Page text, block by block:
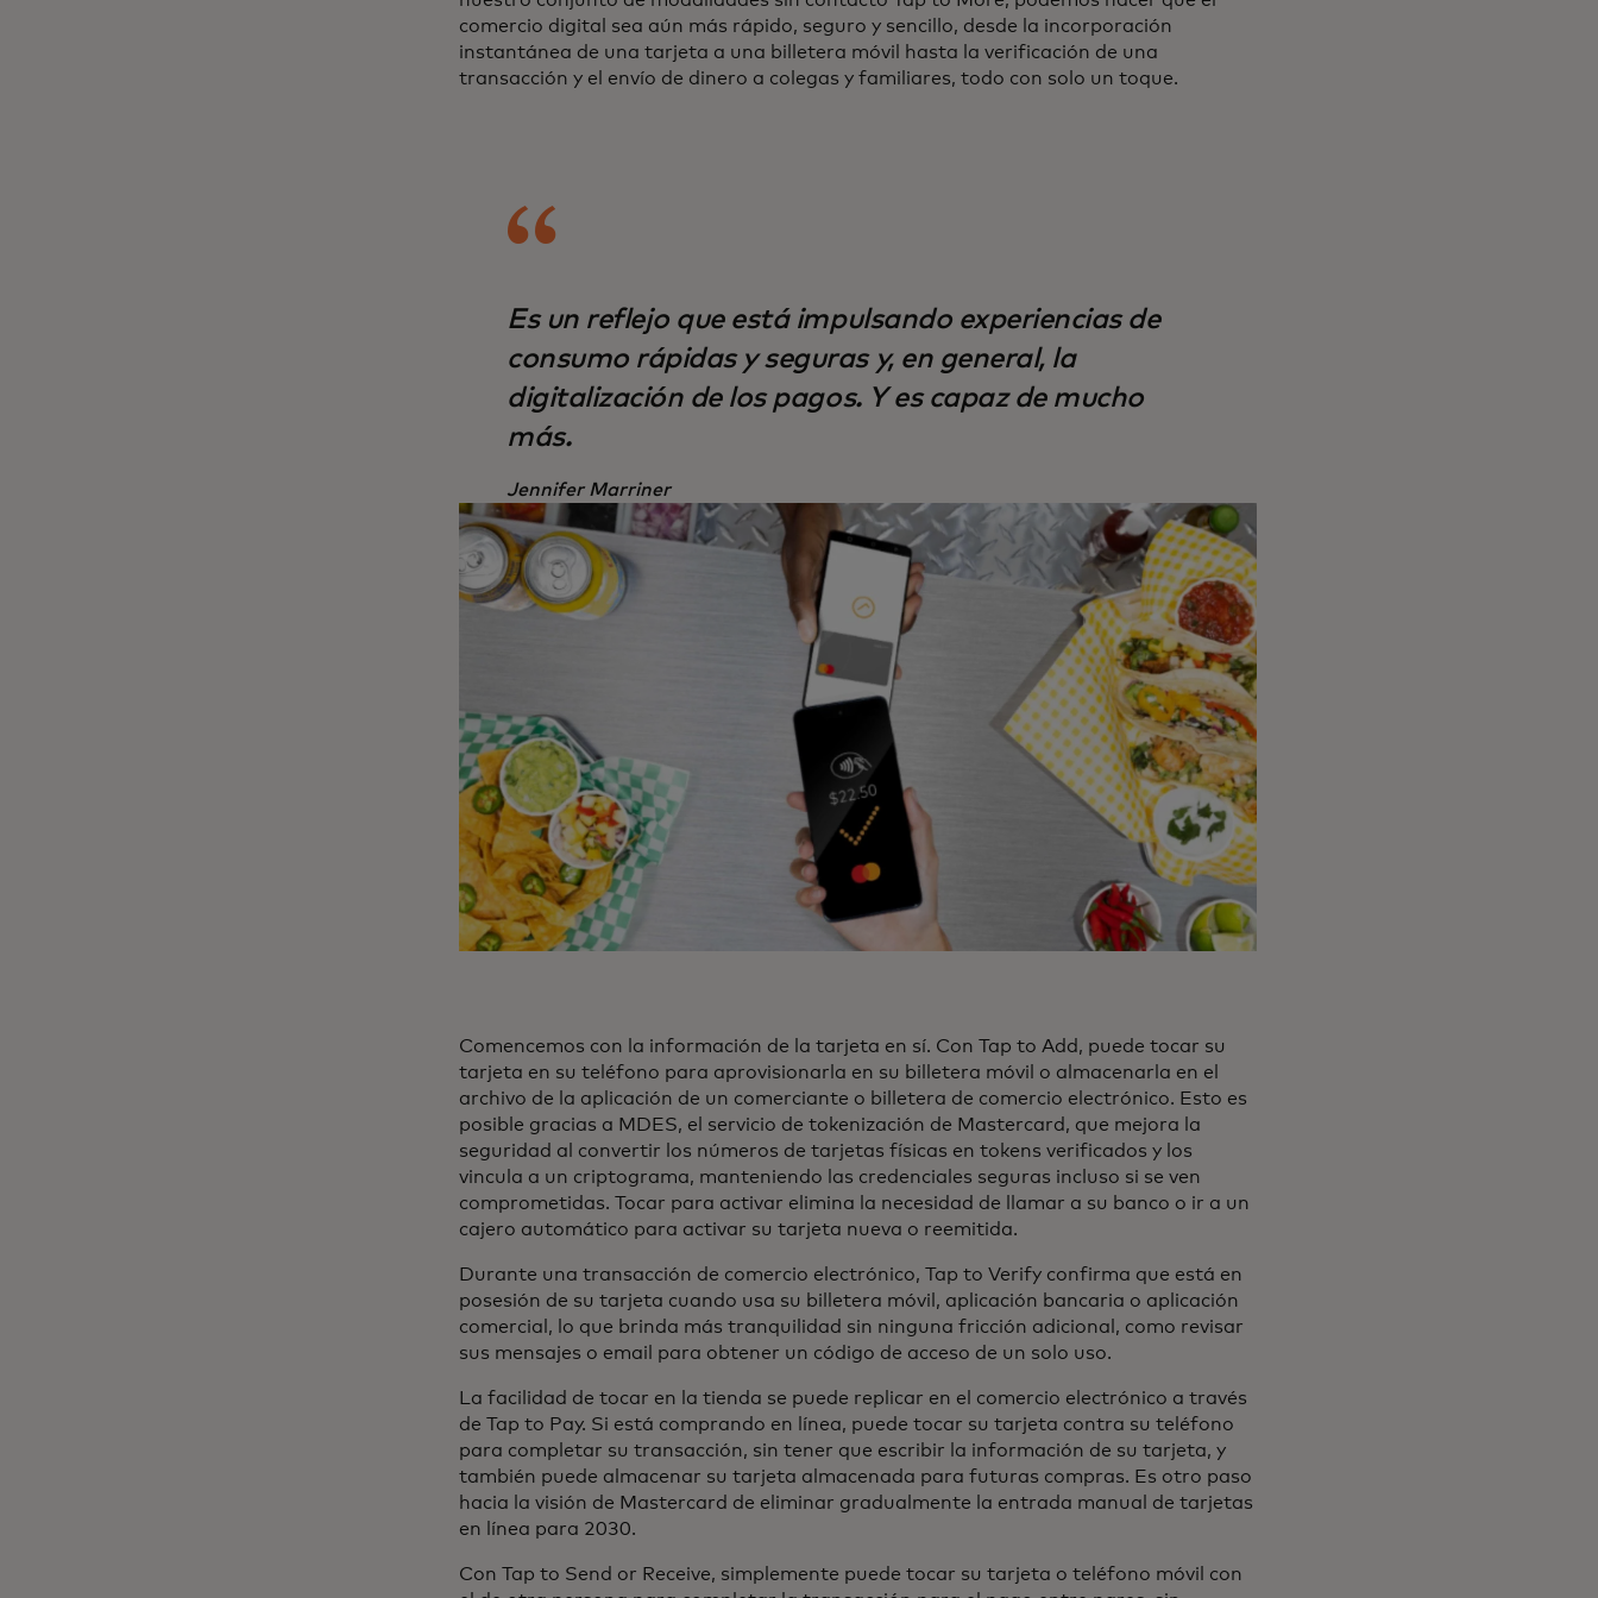
comercio digital sea aún más rápido, seguro y sencillo, desde la incorporación
instantánea de una tarjeta a una billetera móvil hasta la verificación de una
transacción y el envío de dinero a colegas y familiares, todo con solo un toque.
Es un reflejo que está impulsando experiencias de
consumo rápidas y seguras y, en general, la
digitalización de los pagos. Y es capaz de mucho
más.
Jennifer Marriner
Comencemos con la información de la tarjeta en sí. Con Tap to Add, puede tocar su
tarjeta en su teléfono para aprovisionarla en su billetera móvil o almacenarla en el
archivo de la aplicación de un comerciante o billetera de comercio electrónico. Esto es
posible gracias a MDES, el servicio de tokenización de Mastercard, que mejora la
seguridad al convertir los números de tarjetas físicas en tokens verificados y los
vincula a un criptograma, manteniendo las credenciales seguras incluso si se ven
comprometidas. Tocar para activar elimina la necesidad de llamar a su banco o ir a un
cajero automático para activar su tarjeta nueva o reemitida.
Durante una transacción de comercio electrónico, Tap to Verify confirma que está en
posesión de su tarjeta cuando usa su billetera móvil, aplicación bancaria o aplicación
comercial, lo que brinda más tranquilidad sin ninguna fricción adicional, como revisar
sus mensajes o email para obtener un código de acceso de un solo uso.
La facilidad de tocar en la tienda se puede replicar en el comercio electrónico a través
de Tap to Pay. Si está comprando en línea, puede tocar su tarjeta contra su teléfono
para completar su transacción, sin tener que escribir la información de su tarjeta, y
también puede almacenar su tarjeta almacenada para futuras compras. Es otro paso
hacia la visión de Mastercard de eliminar gradualmente la entrada manual de tarjetas
en línea para 2030.
Con Tap to Send or Receive, simplemente puede tocar su tarjeta o teléfono móvil con